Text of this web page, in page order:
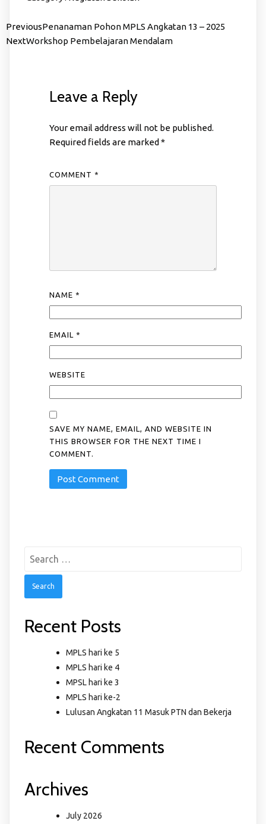
PreviousPenanaman Pohon MPLS Angkatan 13 – 2025
NextWorkshop Pembelajaran Mendalam
Leave a Reply
Your email address will not be published.
Required fields are marked *
COMMENT *
NAME *
EMAIL *
WEBSITE
SAVE MY NAME, EMAIL, AND WEBSITE IN
THIS BROWSER FOR THE NEXT TIME I
COMMENT.
Recent Posts
MPLS hari ke 5
MPLS hari ke 4
MPSL hari ke 3
MPLS hari ke-2
Lulusan Angkatan 11 Masuk PTN dan Bekerja
Recent Comments
Archives
July 2026